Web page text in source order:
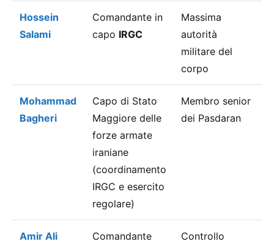
Hossein
Salami
Comandante in
capo IRGC
Massima
autorità
militare del
corpo
Mohammad
Bagheri
Capo di Stato
Maggiore delle
forze armate
iraniane
(coordinamento
IRGC e esercito
regolare)
Membro senior
dei Pasdaran
Amir Ali Comandante Controllo